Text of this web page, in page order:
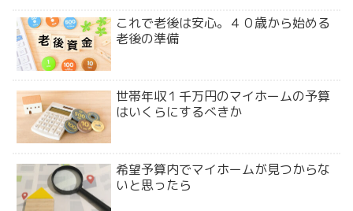
これで老後は安心。４０歳から始める
老後の準備
世帯年収１千万円のマイホームの予算
はいくらにするべきか
希望予算内でマイホームが見つからな
いと思ったら